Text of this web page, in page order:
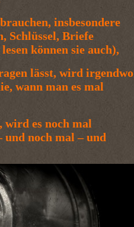
insbesondere
Schlüssel, Briefe
können sie auch),
lässt, wird irgendwo
wann man es mal
es noch mal
noch mal – und